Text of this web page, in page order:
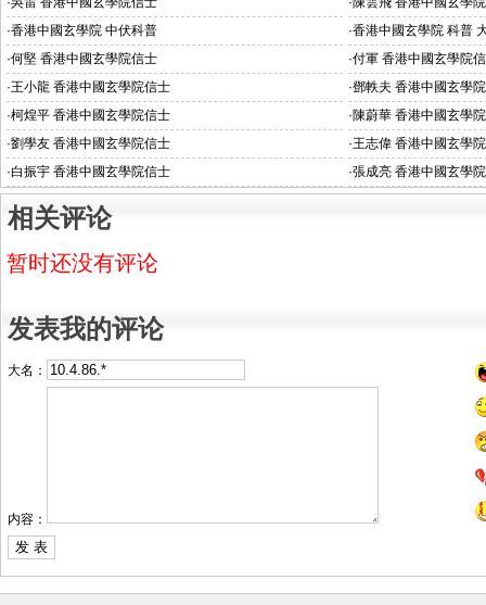
·香港中國玄學院 中伏科普 ·香港中國玄學院 科普
·何堅 香港中國玄學院信士 ·付軍 香港中國玄學院
·王小龍 香港中國玄學院信士 ·鄧軼夫 香港中國玄學
·柯煌平 香港中國玄學院信士 ·陳蔚華 香港中國玄學
·劉學友 香港中國玄學院信士 ·王志偉 香港中國玄學
·白振宇 香港中國玄學院信士 ·張成亮 香港中國玄學
相关评论
暂时还没有评论
发表我的评论
大名：
内容：